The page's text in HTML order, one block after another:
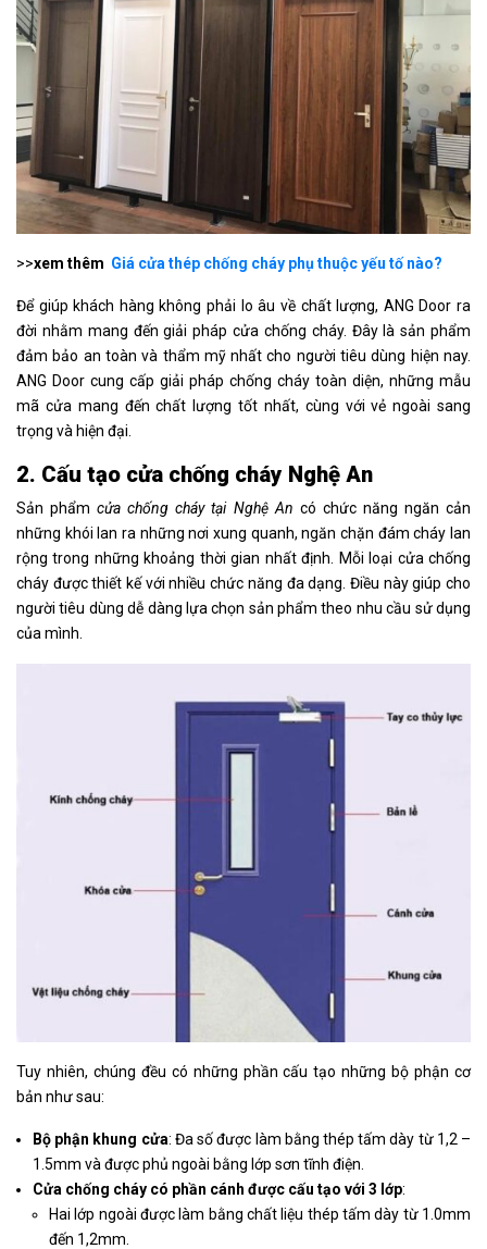
>>xem thêm Giá cửa thép chống cháy phụ thuộc yếu tố nào?
Để giúp khách hàng không phải lo âu về chất lượng, ANG Door ra
đời nhằm mang đến giải pháp cửa chống cháy. Đây là sản phẩm
đảm bảo an toàn và thẩm mỹ nhất cho người tiêu dùng hiện nay.
ANG Door cung cấp giải pháp chống cháy toàn diện, những mẫu
mã cửa mang đến chất lượng tốt nhất, cùng với vẻ ngoài sang
trọng và hiện đại.
2. Cấu tạo cửa chống cháy Nghệ An
Sản phẩmcửa chống cháy tại Nghệ An có chức năng ngăn cản
những khói lan ra những nơi xung quanh, ngăn chặn đám cháy lan
rộng trong những khoảng thời gian nhất định. Mỗi loại cửa chống
cháy được thiết kế với nhiều chức năng đa dạng. Điều này giúp cho
người tiêu dùng dễ dàng lựa chọn sản phẩm theo nhu cầu sử dụng
của mình.
Tuy nhiên, chúng đều có những phần cấu tạo những bộ phận cơ
bản như sau:
Bộ phận khung cửa: Đa số được làm bằng thép tấm dày từ 1,2 –
1.5mm và được phủ ngoài bằng lớp sơn tĩnh điện.
Cửa chống cháy có phần cánh được cấu tạo với 3 lớp:
Hai lớp ngoài được làm bằng chất liệu thép tấm dày từ 1.0mm
đến 1,2mm.